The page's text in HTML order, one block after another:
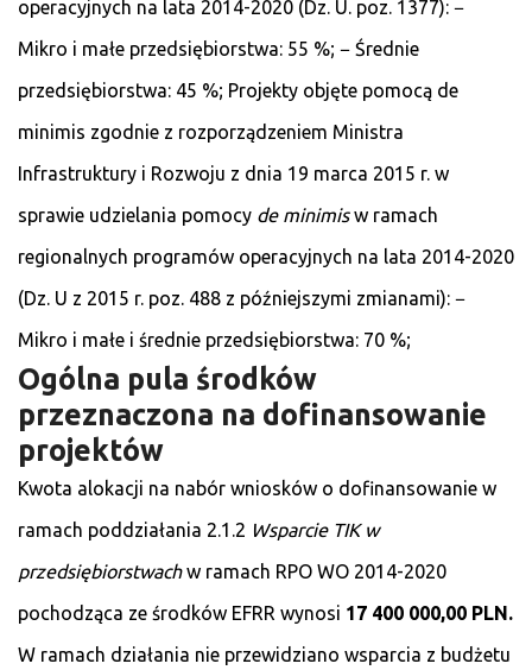
operacyjnych na lata 2014-2020 (Dz. U. poz. 1377): −
Mikro i małe przedsiębiorstwa: 55 %; − Średnie
przedsiębiorstwa: 45 %; Projekty objęte pomocą de
minimis zgodnie z rozporządzeniem Ministra
Infrastruktury i Rozwoju z dnia 19 marca 2015 r. w
sprawie udzielania pomocy de minimisw ramach
regionalnych programów operacyjnych na lata 2014-2020
(Dz. U z 2015 r. poz. 488 z późniejszymi zmianami): −
Mikro i małe i średnie przedsiębiorstwa: 70 %;
Ogólna pula środków
przeznaczona na dofinansowanie
projektów
Kwota alokacji na nabór wniosków o dofinansowanie w
ramach poddziałania 2.1.2 Wsparcie TIK w
przedsiębiorstwachw ramach RPO WO 2014-2020
pochodząca ze środków EFRR wynosi 17 400 000,00 PLN.
W ramach działania nie przewidziano wsparcia z budżetu